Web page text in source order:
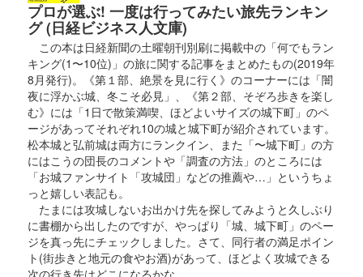
プロが選ぶ! 一度は行ってみたい旅先ランキン
グ (日経ビジネス人文庫)
この本は日経新聞の土曜朝刊別刷に掲載中の「何でもラン
キング(1〜10位)」の旅に関する記事をまとめたもの(2019年
8月発行)。《第１部、絶景を見に行く》のコーナーには「闇
夜に浮かぶ城、冬こそ必見」、《第２部、そぞろ歩きを楽し
む》には「1日で散策満喫、ほどよいサイズの城下町」のペ
ージがあってそれぞれ10の城と城下町が紹介されています。
松本城と弘前城は両方にランクイン、また「〜城下町」の方
にはこうの団長のコメントや「調査の方法」のところには
「お城ファンサイト「攻城団」などの推薦や…」というちょ
っと嬉しい表記も。
たまには攻城しないお出かけ先を探してみようと久しぶり
に書棚から出したのですが、やっぱり「城、城下町」のペー
ジを真っ先にチェックしました。さて、同行者の満足ポイン
ト(街歩きと地元の食やお酒)があって、ほどよく攻城できる